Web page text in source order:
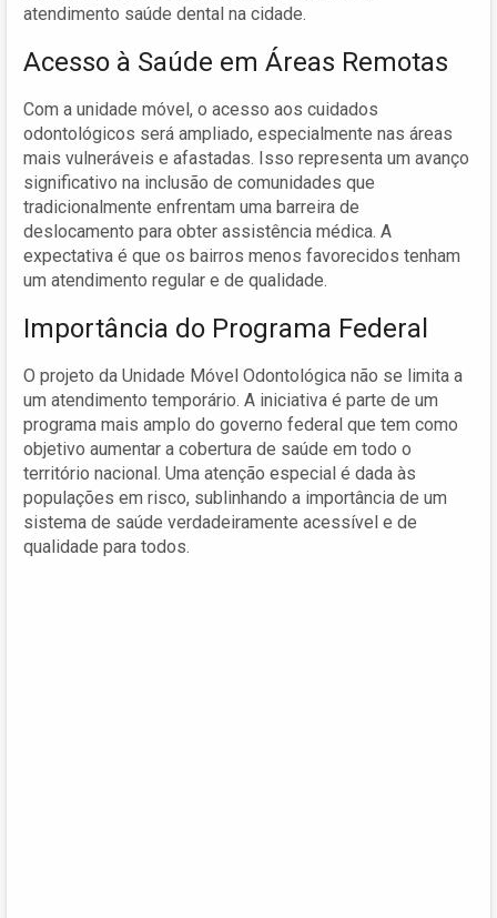
atendimento saúde dental na cidade.
Acesso à Saúde em Áreas Remotas
Com a unidade móvel, o acesso aos cuidados
odontológicos será ampliado, especialmente nas áreas
mais vulneráveis e afastadas. Isso representa um avanço
significativo na inclusão de comunidades que
tradicionalmente enfrentam uma barreira de
deslocamento para obter assistência médica. A
expectativa é que os bairros menos favorecidos tenham
um atendimento regular e de qualidade.
Importância do Programa Federal
O projeto da Unidade Móvel Odontológica não se limita a
um atendimento temporário. A iniciativa é parte de um
programa mais amplo do governo federal que tem como
objetivo aumentar a cobertura de saúde em todo o
território nacional. Uma atenção especial é dada às
populações em risco, sublinhando a importância de um
sistema de saúde verdadeiramente acessível e de
qualidade para todos.